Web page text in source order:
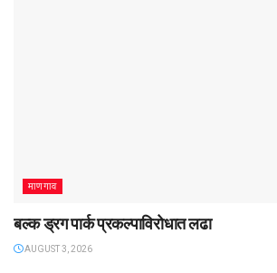
माणगाव
बल्क ड्रग पार्क प्रकल्पाविरोधात लढा
AUGUST 3, 2026